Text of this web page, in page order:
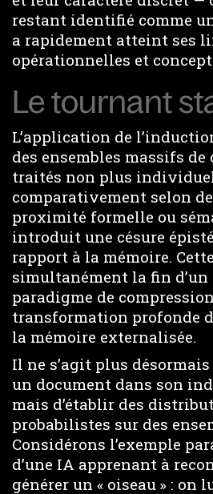
restant identifié comme
a rapidement atteint ses
opérationnelles et
Le tournant
L’application de
des ensembles massifs
traités non plus
comparativement selon
proximité formelle ou
introduit une césure
rapport à la mémoire.
simultanément la fin
paradigme de
transformation profonde
la mémoire externalisée.
Il ne s’agit plus
un document dans son
mais d’établir des
probabilistes sur des
Considérons l’exemple
d’une IA apprenant à
générer un « oiseau » : on